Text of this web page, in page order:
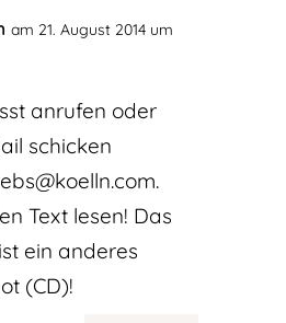
am 21. August 2014 um
anrufen oder
schicken
Text lesen! Das
ein anderes
(CD)!